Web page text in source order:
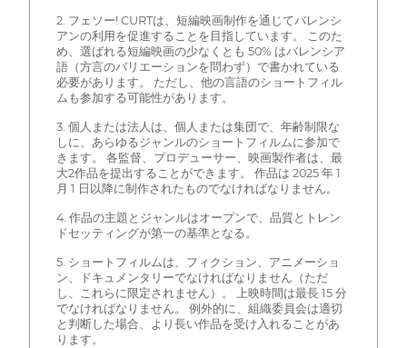
2. フェソー! CURTは、短編映画制作を通じてバレンシ
アンの利用を促進することを目指しています。 このた
め、選ばれる短編映画の少なくとも 50% はバレンシア
語（方言のバリエーションを問わず）で書かれている
必要があります。 ただし、他の言語のショートフィル
ムも参加する可能性があります。
3. 個人または法人は、個人または集団で、年齢制限な
しに、あらゆるジャンルのショートフィルムに参加で
きます。 各監督、プロデューサー、映画製作者は、最
大2作品を提出することができます。 作品は 2025 年 1
月 1 日以降に制作されたものでなければなりません。
4. 作品の主題とジャンルはオープンで、品質とトレン
ドセッティングが第一の基準となる。
5. ショートフィルムは、フィクション、アニメーショ
ン、ドキュメンタリーでなければなりません（ただ
し、これらに限定されません）。 上映時間は最長 15 分
でなければなりません。 例外的に、組織委員会は適切
と判断した場合、より長い作品を受け入れることがあ
ります。